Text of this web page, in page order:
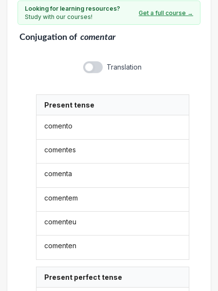
Looking for learning resources?
Study with our courses!
Get a full course →
Conjugationof comentar
Translation
Present tense
comento
comentes
comenta
comentem
comenteu
comenten
Present perfect tense